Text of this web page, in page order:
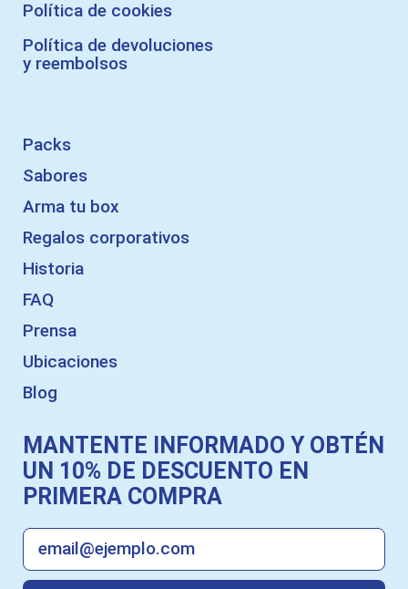
Packs
Sabores
Arma tu box
Regalos corporativos
Historia
FAQ
Prensa
Ubicaciones
Blog
Política de cookies
Política de devoluciones
y reembolsos
MANTENTE INFORMADO Y OBTÉN
UN 10% DE DESCUENTO EN
PRIMERA COMPRA